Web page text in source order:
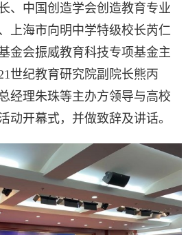
、中国创造学会创造教育专业
上海市向明中学特级校长芮仁
金会振威教育科技专项基金主
世纪教育研究院副院长熊丙
经理朱珠等主办方领导与高校
动开幕式，并做致辞及讲话。